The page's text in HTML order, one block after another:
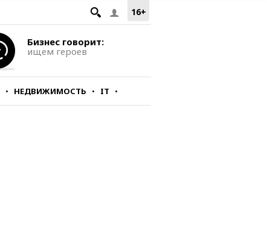
16+
Бизнес говорит:
ищем героев
НЕДВИЖИМОСТЬ IT